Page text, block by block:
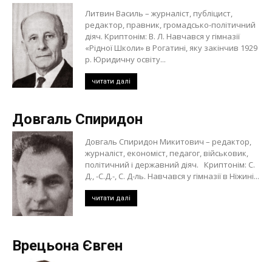
Литвин Василь – журналіст, публіцист,
редактор, правник, громадсько-політичний
діяч. Криптонім: В. Л. Навчався у гімназії
«Рідної Школи» в Рогатині, яку закінчив 1929
р. Юридичну освіту...
читати далі
Довгаль Спиридон
Довгаль Спиридон Микитович – редактор,
журналіст, економіст, педагог, військовик,
політичний і державний діяч. Криптонім: С.
Д., -С.Д.-, С. Д-ль. Навчався у гімназії в Ніжині...
читати далі
Врецьона Євген